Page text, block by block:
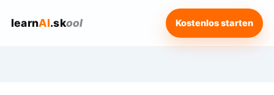
learnAI.skool Kostenlos starten